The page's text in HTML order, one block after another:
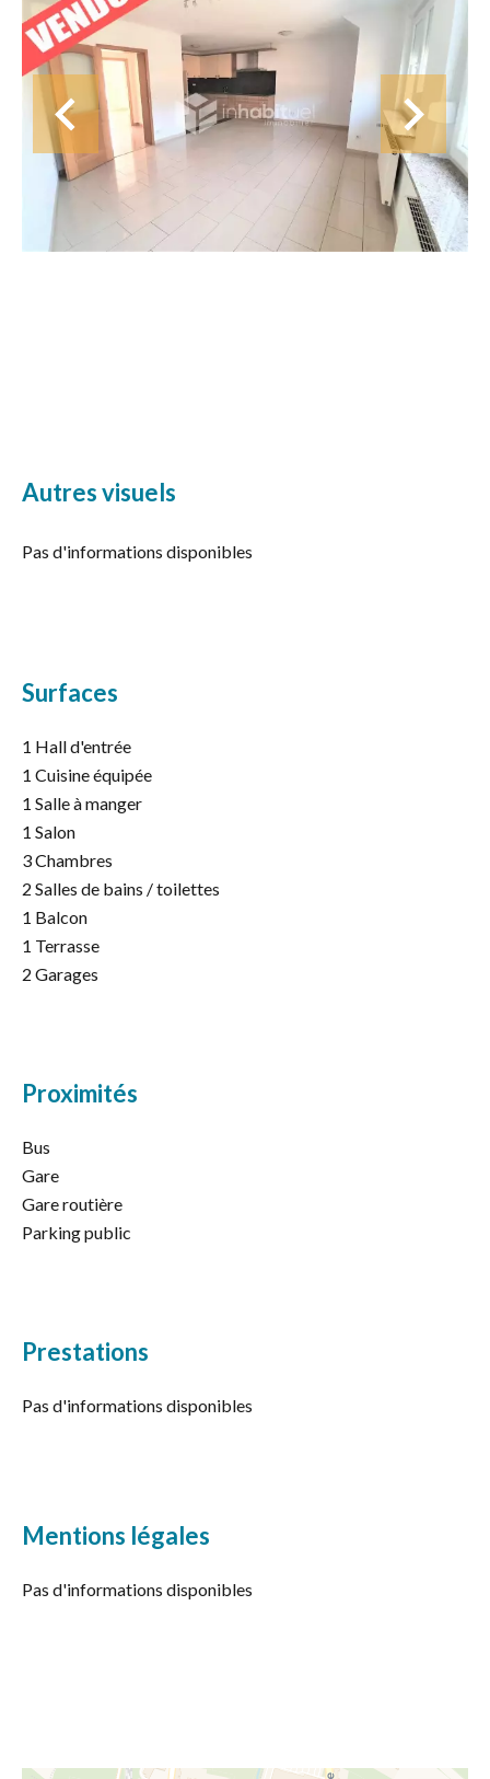
Autres visuels
Pas d'informations disponibles
Surfaces
1 Hall d'entrée
1 Cuisine équipée
1 Salle à manger
1 Salon
3 Chambres
2 Salles de bains / toilettes
1 Balcon
1 Terrasse
2 Garages
Proximités
Bus
Gare
Gare routière
Parking public
Prestations
Pas d'informations disponibles
Mentions légales
Pas d'informations disponibles